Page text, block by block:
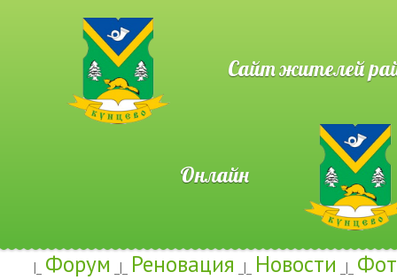
Сайт жителей
Онлайн
|_ Форум _|_ Реновация _|_ Новости _|_